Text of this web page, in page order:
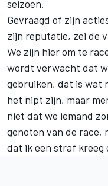
seizoen.
Gevraagd of zijn
zijn reputatie, zei de
We zijn hier om te
wordt verwacht dat
gebruiken, dat is wat
het nipt zijn, maar
niet dat we iemand
genoten van de race,
dat ik een straf kreeg